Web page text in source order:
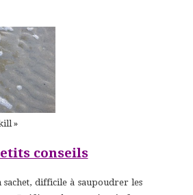
»
conseils
sachet, difficile à saupoudrer les